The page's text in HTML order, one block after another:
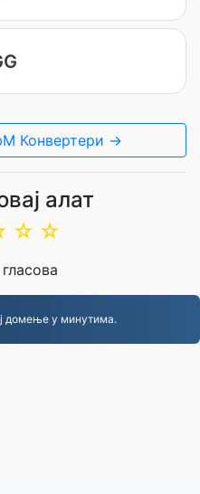
Конвертери →
алат
☆
☆
гласова
домење у минутима.